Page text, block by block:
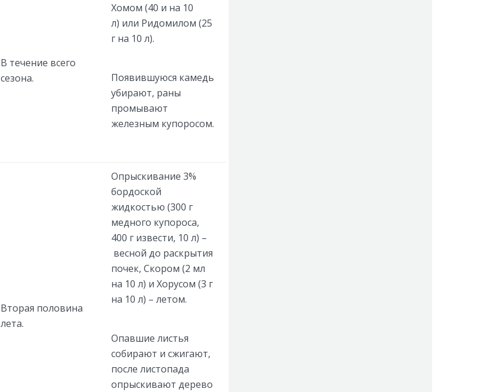
В течение всего
сезона.
Хомом (40 и на 10
л) или Ридомилом (25
г на 10 л).
Появившуюся камедь
убирают, раны
промывают
железным купоросом.
Вторая половина
лета.
Опрыскивание 3%
бордоской
жидкостью (300 г
медного купороса,
400 г извести, 10 л) –
весной до раскрытия
почек, Скором (2 мл
на 10 л) и Хорусом (3 г
на 10 л) – летом.
Опавшие листья
собирают и сжигают,
после листопада
опрыскивают дерево